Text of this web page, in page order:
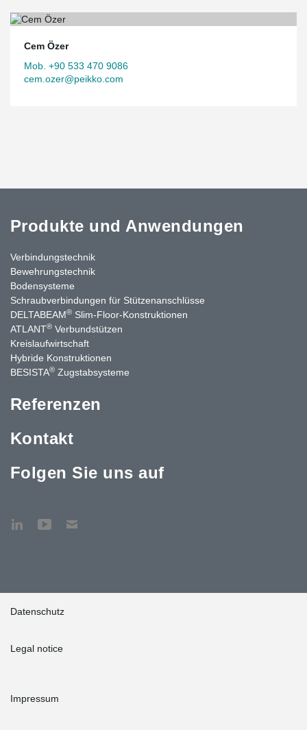
Cem Özer
Mob. +90 533 470 9086
cem.ozer@peikko.com
Produkte und Anwendungen
Verbindungstechnik
Bewehrungstechnik
Bodensysteme
Schraubverbindungen für Stützen­anschlüsse
DELTABEAM® Slim-Floor-Konstruktionen
ATLANT® Verbundstützen
Kreislaufwirtschaft
Hybride Konstruktionen
BESISTA® Zugstabsysteme
Referenzen
Kontakt
Folgen Sie uns auf
Datenschutz
Legal notice
Impressum